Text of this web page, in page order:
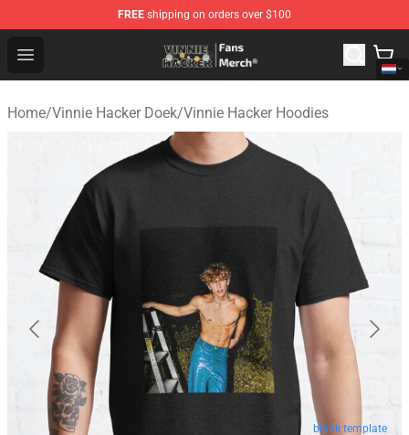
FREE shipping on orders over $100
Open menu
Vinnie Hacker Store - Official Vinnie Hacker Merchandise
Home/Vinnie Hacker Doek/Vinnie Hacker Hoodies
blank template